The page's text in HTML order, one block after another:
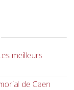
meilleurs
de Caen